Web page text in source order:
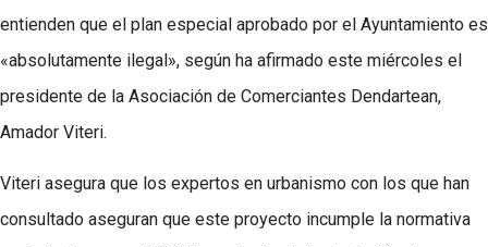
entienden que el plan especial aprobado por el Ayuntamiento es
«absolutamente ilegal», según ha afirmado este miércoles el
presidente de la Asociación de Comerciantes Dendartean,
Amador Viteri.
Viteri asegura que los expertos en urbanismo con los que han
consultado aseguran que este proyecto incumple la normativa